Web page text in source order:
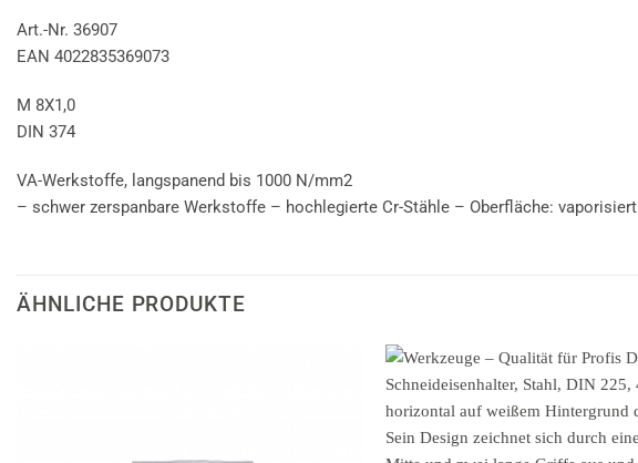
Art.-Nr. 36907
EAN 4022835369073
M 8X1,0
DIN 374
VA-Werkstoffe, langspanend bis 1000 N/mm2
– schwer zerspanbare Werkstoffe – hochlegierte Cr-Stähle – Oberfläche: vaporisiert
ÄHNLICHE PRODUKTE